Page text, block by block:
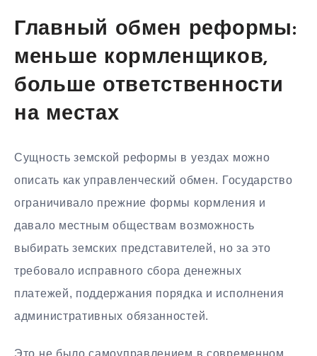
Главный обмен реформы:
меньше кормленщиков,
больше ответственности
на местах
Сущность земской реформы в уездах можно
описать как управленческий обмен. Государство
ограничивало прежние формы кормления и
давало местным обществам возможность
выбирать земских представителей, но за это
требовало исправного сбора денежных
платежей, поддержания порядка и исполнения
административных обязанностей.
Это не было самоуправлением в современном